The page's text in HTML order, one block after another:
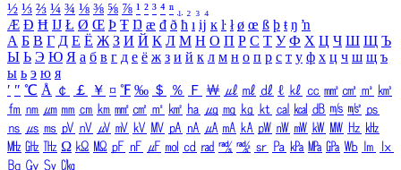
½ ⅓ ⅔ ¼ ¾ ⅛ ⅜ ⅝ ⅞ ¹ ² ³ ⁴ ⁿ ₁ ₂ ₃ ₄
Æ Ð Ħ Ĳ Ł Ø Œ Þ Ŧ Ŋ æ đ ð ħ ı ĳ ĸ ŀ ł ø œ ß þ ŧ ŋ ŉ
А Б В Г Д Е Ё Ж З И Й К Л М Н О П Р С Т У Ф Х Ц Ч Ш Щ Ъ
Ы Ь Э Ю Я а б в г д е ё ж з и й к л м н о п р с т у ф х ц ч ш щ ъ
ы ь э ю я
′ ″ ℃ Å ￠ ￡ ￥ ¤ ℉ ‰ ＄ ％ Ｆ ￦ ㎕ ㎖ ㎗ ℓ ㎘ ㏄ ㎣ ㎤ ㎥ ㎦
㎙ ㎚ ㎛ ㎜ ㎝ ㎞ ㎟ ㎠ ㎡ ㎢ ㏊ ㎍ ㎎ ㎏ ㏏ ㎈ ㎉ ㏈ ㎧ ㎨ ㎰
㎱ ㎲ ㎳ ㎴ ㎵ ㎶ ㎷ ㎸ ㎹ ㎀ ㎁ ㎂ ㎃ ㎄ ㎺ ㎻ ㎽ ㎾ ㎿ ㎐ ㎑
㎒ ㎓ ㎔ Ω ㏀ ㏁ ㎊ ㎋ ㎌ ㏖ ㏅ ㎭ ㎮ ㎯ ㏛ ㎩ ㎪ ㎫ ㎬ ㏝ ㏐
㏓
㏃ ㏉ ㏜ ㏆